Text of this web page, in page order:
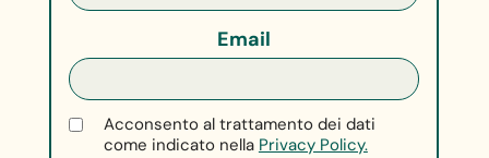
Email
Acconsento al trattamento dei dati
come indicato nella Privacy Policy.